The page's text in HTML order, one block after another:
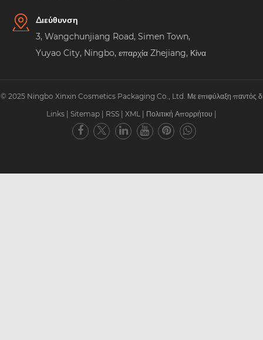
Διεύθυνση
3, Wangchunjiang Road, Simen Town,
Yuyao City, Ningbo, επαρχία Zhejiang, Κίνα
2025 Ningbo Xinxin Cosmetics Packaging Co., Ltd. Με επιφύλαξη παντός
Links
Sitemap RSS XML Πολιτική Απορρήτου